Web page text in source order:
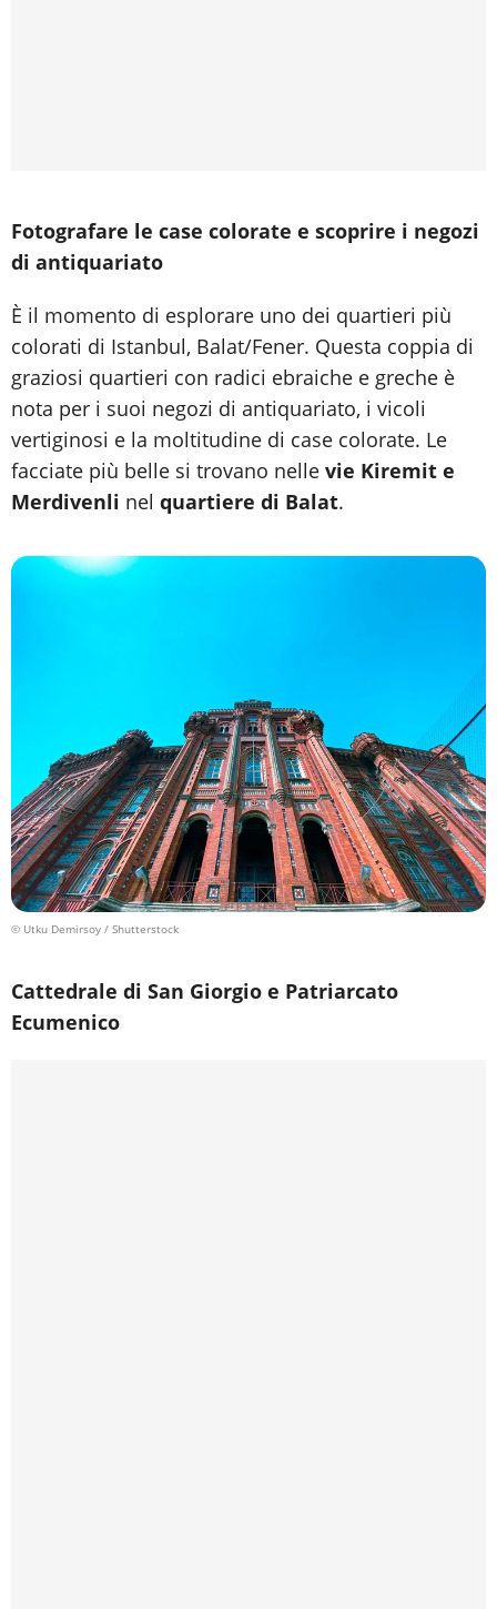
Fotografare le case colorate e scoprire i negozi
di antiquariato
È il momento di esplorare uno dei quartieri più
colorati di Istanbul, Balat/Fener. Questa coppia di
graziosi quartieri con radici ebraiche e greche è
nota per i suoi negozi di antiquariato, i vicoli
vertiginosi e la moltitudine di case colorate. Le
facciate più belle si trovano nelle vie Kiremit e
Merdivenli nel quartiere di Balat.
© Utku Demirsoy / Shutterstock
Cattedrale di San Giorgio e Patriarcato
Ecumenico